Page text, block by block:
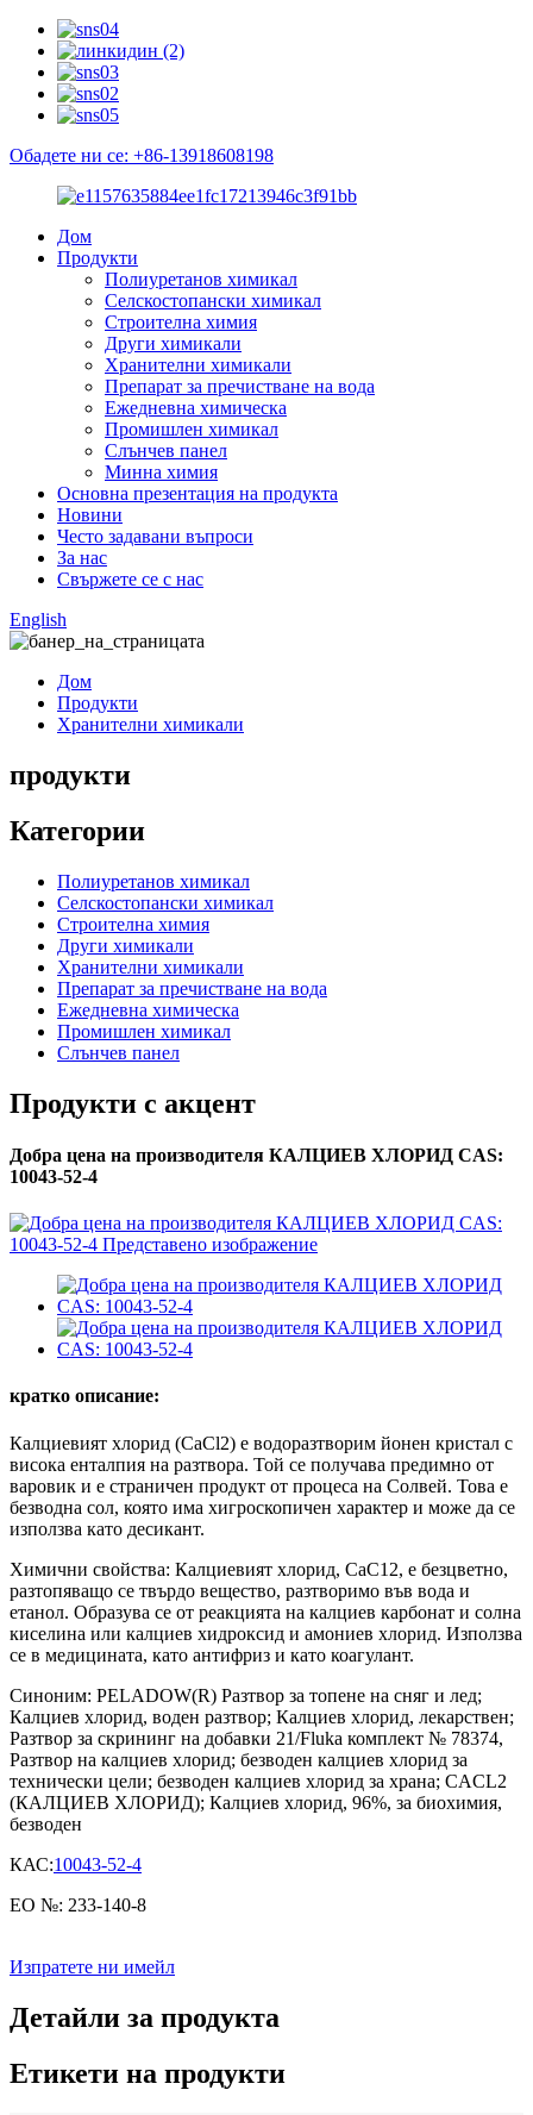
Обадете ни се: +86-13918608198
Дом
Продукти
Полиуретанов химикал
Селскостопански химикал
Строителна химия
Други химикали
Хранителни химикали
Препарат за пречистване на вода
Ежедневна химическа
Промишлен химикал
Слънчев панел
Минна химия
Основна презентация на продукта
Новини
Често задавани въпроси
За нас
Свържете се с нас
English
Дом
Продукти
Хранителни химикали
продукти
Категории
Полиуретанов химикал
Селскостопански химикал
Строителна химия
Други химикали
Хранителни химикали
Препарат за пречистване на вода
Ежедневна химическа
Промишлен химикал
Слънчев панел
Продукти с акцент
Добра цена на производителя КАЛЦИЕВ ХЛОРИД CAS:
10043-52-4
кратко описание:
Калциевият хлорид (CaCl2) е водоразтворим йонен кристал с
висока енталпия на разтвора. Той се получава предимно от
варовик и е страничен продукт от процеса на Солвей. Това е
безводна сол, която има хигроскопичен характер и може да се
използва като десикант.
Химични свойства: Калциевият хлорид, CaC12, е безцветно,
разтопяващо се твърдо вещество, разтворимо във вода и
етанол. Образува се от реакцията на калциев карбонат и солна
киселина или калциев хидроксид и амониев хлорид. Използва
се в медицината, като антифриз и като коагулант.
Синоним: PELADOW(R) Разтвор за топене на сняг и лед;
Калциев хлорид, воден разтвор; Калциев хлорид, лекарствен;
Разтвор за скрининг на добавки 21/Fluka комплект № 78374,
Разтвор на калциев хлорид; безводен калциев хлорид за
технически цели; безводен калциев хлорид за храна; CACL2
(КАЛЦИЕВ ХЛОРИД); Калциев хлорид, 96%, за биохимия,
безводен
КАС:10043-52-4
ЕО №: 233-140-8
Изпратете ни имейл
Детайли за продукта
Етикети на продукти